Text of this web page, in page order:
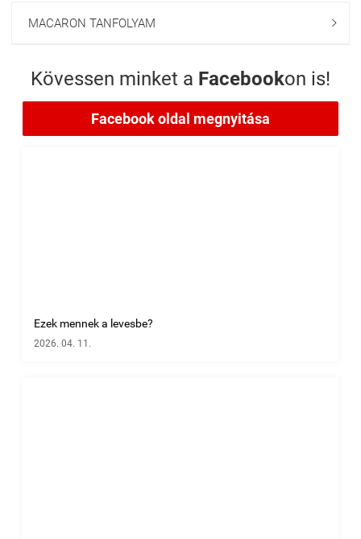
MACARON TANFOLYAM 
Kövessen minket a Facebookon is!
Facebook oldal megnyitása
Ezek mennek a levesbe?
2026. 04. 11.